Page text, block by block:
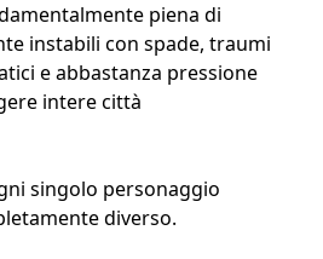
piena di
instabili con spade, traumi
e abbastanza pressione
intere città
singolo personaggio
diverso.